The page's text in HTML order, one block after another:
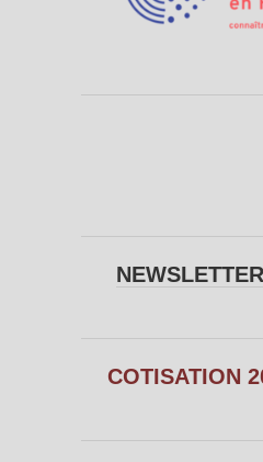
COTISATION